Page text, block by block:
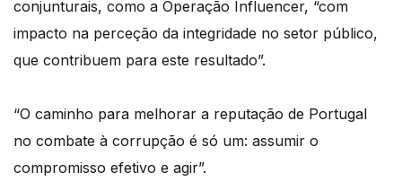
conjunturais, como a Operação Influencer, “com
impacto na perceção da integridade no setor público,
que contribuem para este resultado”.
“O caminho para melhorar a reputação de Portugal
no combate à corrupção é só um: assumir o
compromisso efetivo e agir”.